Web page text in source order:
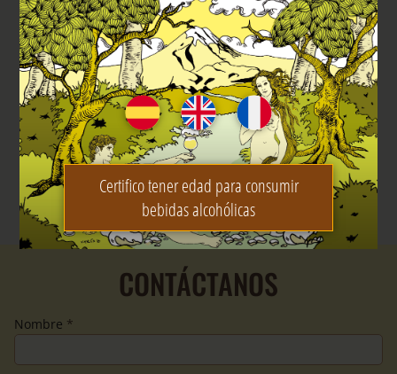
Certifico tener edad para consumir
bebidas alcohólicas
CONTÁCTANOS
Nombre *